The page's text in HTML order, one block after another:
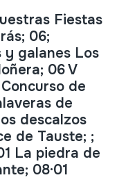
Fiestas
06;
y galanes Los
06 V
de
de
descalzos
de Tauste; ;
La piedra de
08·01